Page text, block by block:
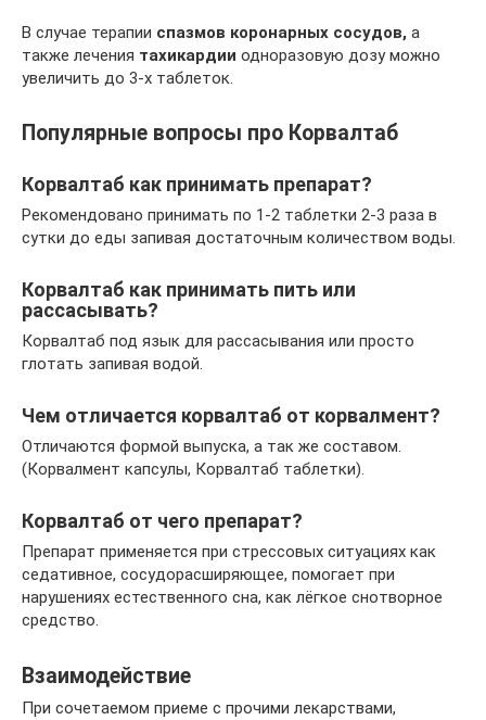
В случае терапии спазмов коронарных сосудов, а
также лечения тахикардии одноразовую дозу можно
увеличить до 3-х таблеток.
Популярные вопросы про Корвалтаб
Корвалтаб как принимать препарат?
Рекомендовано принимать по 1-2 таблетки 2-3 раза в
сутки до еды запивая достаточным количеством воды.
Корвалтаб как принимать пить или
рассасывать?
Корвалтаб под язык для рассасывания или просто
глотать запивая водой.
Чем отличается корвалтаб от корвалмент?
Отличаются формой выпуска, а так же составом.
(Корвалмент капсулы, Корвалтаб таблетки).
Корвалтаб от чего препарат?
Препарат применяется при стрессовых ситуациях как
седативное, сосудорасширяющее, помогает при
нарушениях естественного сна, как лёгкое снотворное
средство.
Взаимодействие
При сочетаемом приеме с прочими лекарствами,